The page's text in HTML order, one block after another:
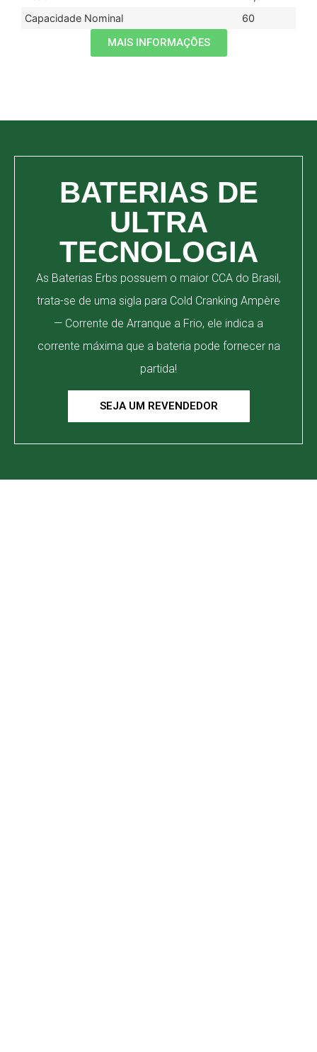
Capacidade Nominal
60
MAIS INFORMAÇÕES
BATERIAS DE
ULTRA
TECNOLOGIA
As Baterias Erbs possuem o maior CCA do Brasil,
trata-se de uma sigla para Cold Cranking Ampère
— Corrente de Arranque a Frio, ele indica a
corrente máxima que a bateria pode fornecer na
partida!
SEJA UM REVENDEDOR